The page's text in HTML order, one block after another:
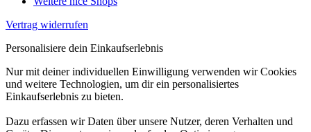
Vertrag widerrufen
Personalisiere dein Einkaufserlebnis
Nur mit deiner individuellen Einwilligung verwenden wir Cookies
und weitere Technologien, um dir ein personalisiertes
Einkaufserlebnis zu bieten.
Dazu erfassen wir Daten über unsere Nutzer, deren Verhalten und